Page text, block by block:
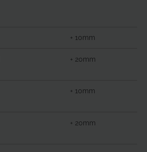
+ 10mm
+ 20mm
+ 10mm
+ 20mm